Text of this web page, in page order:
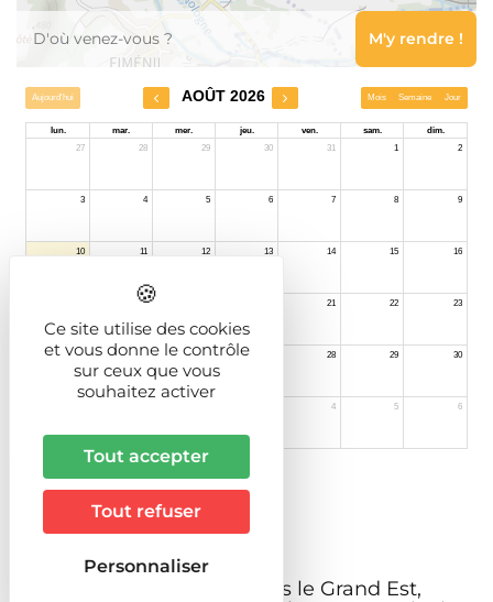
Fleuron de l'art roman dans le Grand Est,
Ce site utilise des cookies
et vous donne le contrôle
sur ceux que vous
souhaitez activer
Tout accepter
Tout refuser
Personnaliser